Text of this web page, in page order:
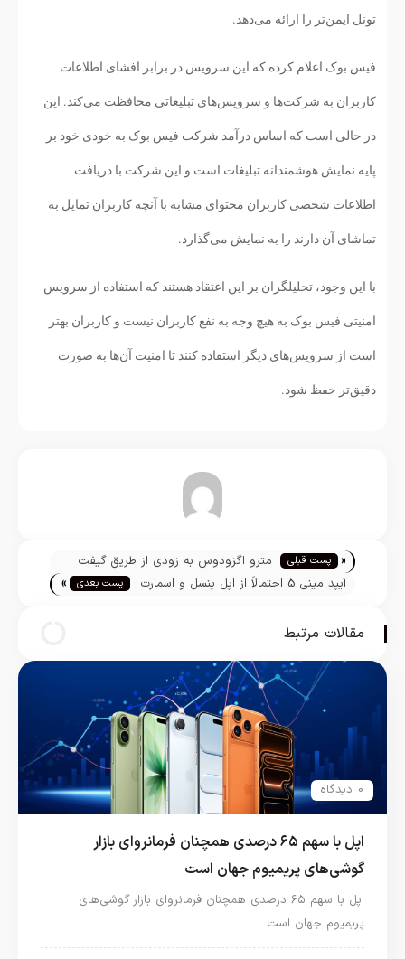
تونل ایمن‌تر را ارائه می‌دهد.
فیس بوک اعلام کرده که این سرویس در برابر افشای اطلاعات
کاربران به شرکت‌ها و سرویس‌های تبلیغاتی محافظت می‌کند. این
در حالی است که اساس درآمد شرکت فیس بوک به خودی خود بر
پایه نمایش هوشمندانه تبلیغات است و این شرکت با دریافت
اطلاعات شخصی کاربران محتوای مشابه با آنچه کاربران تمایل به
تماشای آن دارند را به نمایش می‌گذارد.
با این وجود، تحلیلگران بر این اعتقاد هستند که استفاده از سرویس
امنیتی فیس بوک به هیچ وجه به نفع کاربران نیست و کاربران بهتر
است از سرویس‌های دیگر استفاده کنند تا امنیت آن‌ها به صورت
دقیق‌تر حفظ شود.
تیم تحریریه « پست قبلی
مترو اگزودوس به زودی از طریق گیفت
کارت قابل خریداری می‌شود
آیپد مینی 5 احتمالاً از اپل پنسل و اسمارت
پست بعدی »
مقالات مرتبط
0 دیدگاه
اپل با سهم ۶۵ درصدی همچنان فرمانروای بازار
گوشی‌های پریمیوم جهان است
اپل با سهم ۶۵ درصدی همچنان فرمانروای بازار گوشی‌های
پریمیوم جهان است…